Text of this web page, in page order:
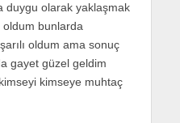
duygu olarak yaklaşmak
oldum bunlarda
oldum ama sonuç
gayet güzel geldim
kimseye muhtaç